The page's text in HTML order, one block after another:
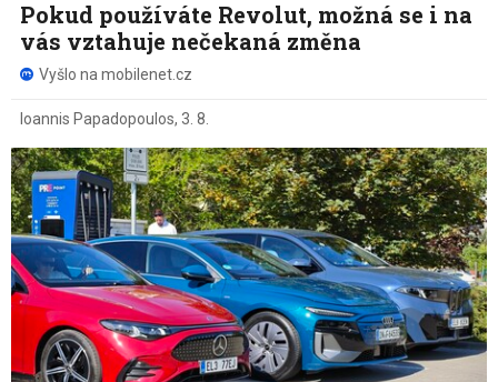
Pokud používáte Revolut, možná se i na
vás vztahuje nečekaná změna
Vyšlo na mobilenet.cz
Ioannis Papadopoulos, 3. 8.